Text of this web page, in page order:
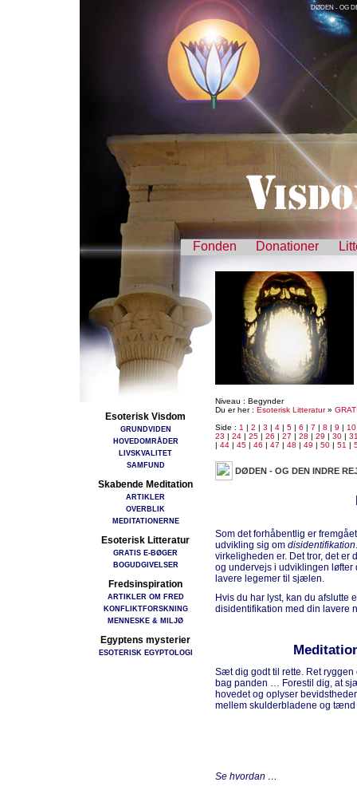
DØDEN - OG
Fonden Donationer
Esoterisk Visdom
GRUNDVIDEN
HOVEDOMRÅDER
LIVSKVALITET
SAMFUND
Skabende Meditation
ARTIKLER
OVERBLIK
MEDITATIONERNE
Esoterisk Litteratur
GRATIS E-BØGER
BOGUDGIVELSER
Fredsinspiration
ARTIKLER OM FRED
KONFLIKTFORSKNING
MENNESKE & MILJØ
Egyptens mysterier
ESOTERISK EGYPTOLOGI
Niveau : Begynder
Du er her : Esoterisk Litteratur»
Side : 1 | 2 | 3 | 4 | 5 | 6 | 7 | 8 | 9 | 10
23 | 24 | 25 | 26 | 27 | 28 | 29 | 30 |
| 44 | 45 | 46 | 47 | 48 | 49 | 50 | 51 |
DØDEN - OG DEN INDRE
Som det forhåbentlig er
udvikling sig om disidentifikation
virkeligheden er. Det tror, det er
og undervejs i udviklingen
lavere legemer til sjælen.
Hvis du har lyst, kan du afslutte
disidentifikation med din lavere
Sæt dig godt til rette. Ret
bag panden … Forestil dig, at
hovedet og oplyser
mellem skulderbladene og
Se hvordan …